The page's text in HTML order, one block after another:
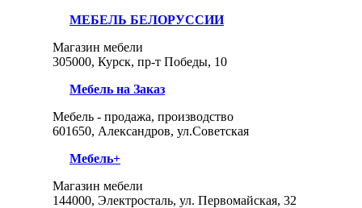
МЕБЕЛЬ БЕЛОРУССИИ
Магазин мебели
305000, Курск, пр-т Победы, 10
Мебель на Заказ
Мебель - продажа, производство
601650, Александров, ул.Советская
Мебель+
Магазин мебели
144000, Электросталь, ул. Первомайская, 32